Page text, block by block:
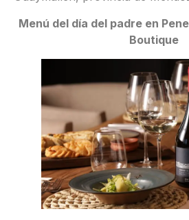
Menú del día del padre en
Boutique